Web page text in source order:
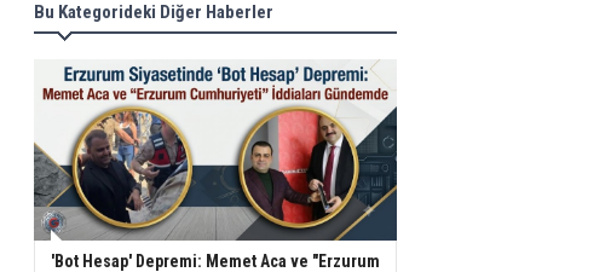
Bu Kategorideki Diğer Haberler
'Bot Hesap' Depremi: Memet Aca ve "Erzurum